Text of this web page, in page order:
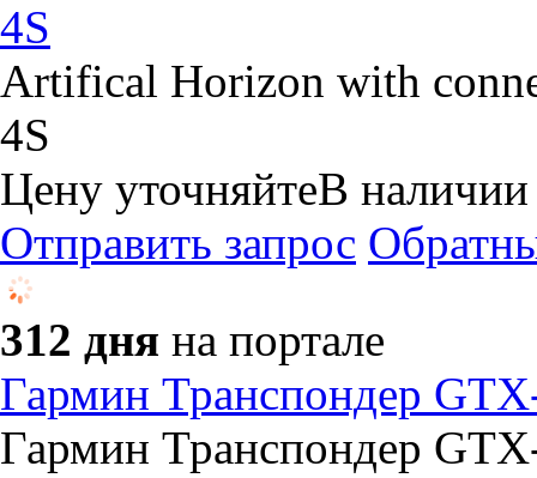
4S
Artifical Horizon with
4S
Цену уточняйтеВ наличии
Отправить запрос
312 дня на портале
Гармин Транспондер
Гармин Транспондер